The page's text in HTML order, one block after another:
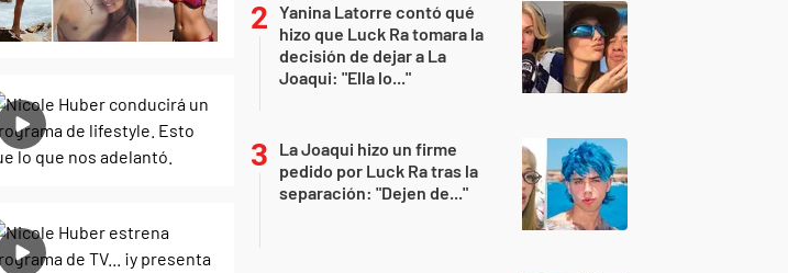
Yanina Latorre contó qué
hizo que Luck Ra tomara la
decisión de dejar a La
Joaqui: "Ella lo..."
La Joaqui hizo un firme
pedido por Luck Ra tras la
separación: "Dejen de..."